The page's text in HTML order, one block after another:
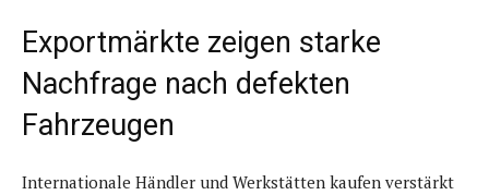
Exportmärkte zeigen starke
Nachfrage nach defekten
Fahrzeugen
Internationale Händler und Werkstätten kaufen verstärkt